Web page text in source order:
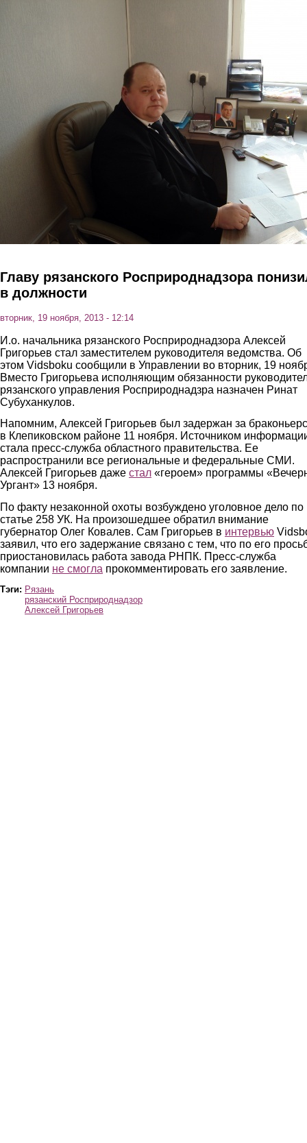
Перейти к основному содержанию
Главу рязанского Росприроднадзора
в должности
вторник, 19 ноября, 2013 - 12:14
И.о. начальника рязанского Росприроднадзора Алексей
Григорьев стал заместителем руководителя ведомства. Об
этом Vidsboku сообщили в Управлении во вторник, 19
Вместо Григорьева исполняющим обязанности
рязанского управления Росприроднадзра назначен Ринат
Субуханкулов.
Напомним, Алексей Григорьев был задержан за
в Клепиковском районе 11 ноября. Источником
стала пресс-служба областного правительства. Ее
распространили все региональные и федеральные СМИ.
Алексей Григорьев даже стал «героем» программы
Ургант» 13 ноября.
По факту незаконной охоты возбуждено уголовное дело по
статье 258 УК. На произошедшее обратил внимание
губернатор Олег Ковалев. Сам Григорьев в интервью
заявил, что его задержание связано с тем, что по его
приостановилась работа завода РНПК. Пресс-служба
компании не смогла прокомментировать его заявление.
Тэги: Рязань
рязанский Росприроднадзор
Алексей Григорьев